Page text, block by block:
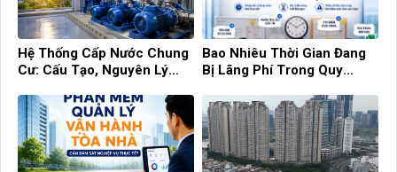
Hệ Thống Cấp Nước Chung
Cư: Cấu Tạo, Nguyên Lý
Hiệu Quả
Bao Nhiêu Thời Gian Đang
Bị Lãng Phí Trong Quy